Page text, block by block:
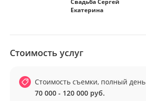
Свадьба Сергей
Екатерина
Стоимость услуг
Стоимость съемки, полный день
70 000 - 120 000 руб.